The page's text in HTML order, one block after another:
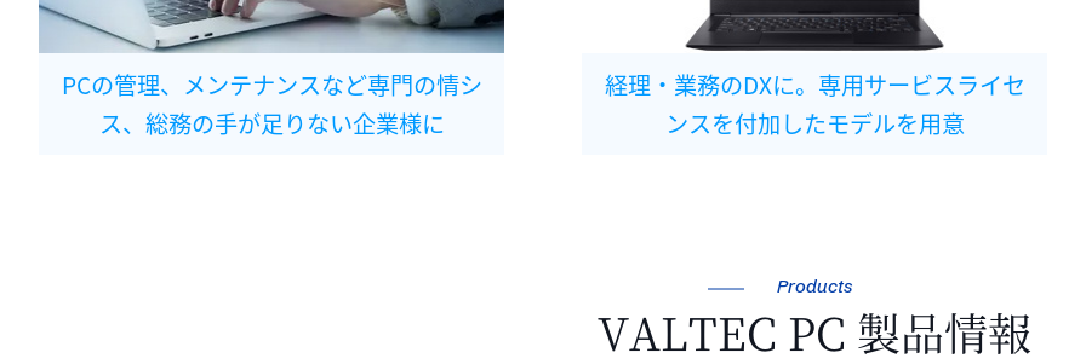
PCの管理、メンテナンスなど専門の情シ
ス、総務の手が足りない企業様に
経理・業務のDXに。専用サービスライセ
ンスを付加したモデルを用意
Products
VALTEC PC 製品情報